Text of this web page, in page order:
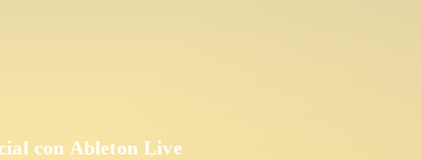
con Ableton Live